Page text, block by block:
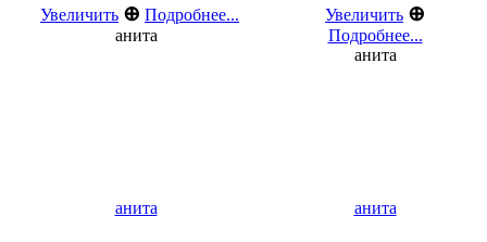
Увеличить ⊕ Подробнее...
анита
анита
Увеличить ⊕
Подробнее...
анита
анита